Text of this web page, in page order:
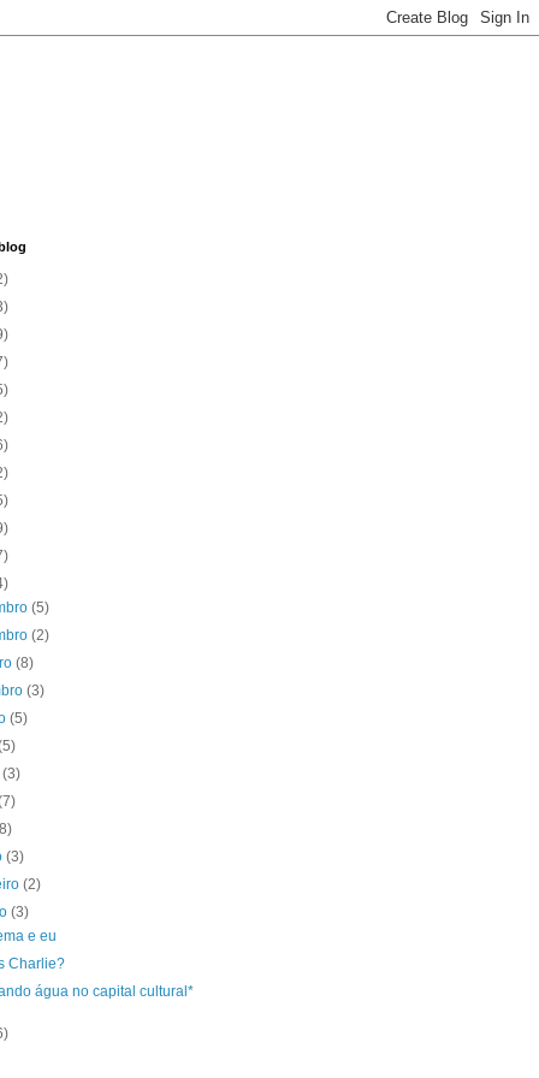
(5)
(2)
(8)
(3)
(5)
(3)
(3)
(2)
(3)
e eu
Charlie?
água no capital cultural*